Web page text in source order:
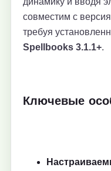
совместим с
требуя
Spellbooks 3.1.1+.
Ключевые